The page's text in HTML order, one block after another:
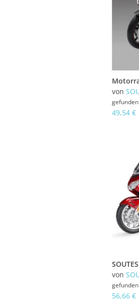
von
49,54 €
von
56,66 €